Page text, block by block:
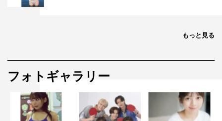
もっと見る
フォトギャラリー